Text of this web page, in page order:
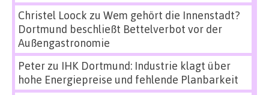
Christel Loock zu Wem gehört die Innenstadt?
Dortmund beschließt Bettelverbot vor der
Außengastronomie
Peterzu IHK Dortmund: Industrie klagt über
hohe Energiepreise und fehlende Planbarkeit